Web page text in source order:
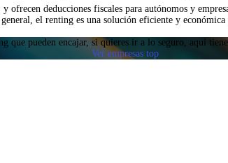
deducciones fiscales para autónomos y
el renting es una solución eficiente y
que pueden encajar, si quieres ir a lo seguro, aquí
Ver empresas top